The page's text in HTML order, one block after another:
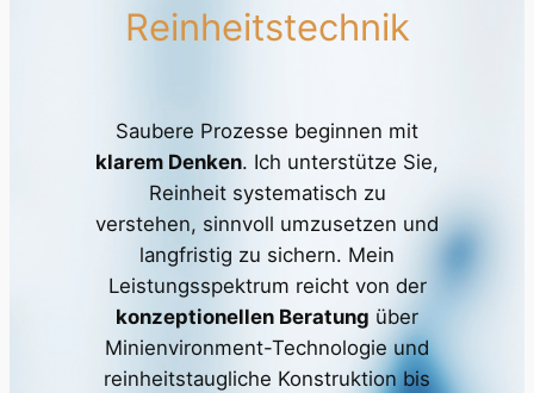
Reinheitstechnik
Saubere Prozesse beginnen mit
klarem Denken. Ich unterstütze Sie,
Reinheit systematisch zu
verstehen, sinnvoll umzusetzen und
langfristig zu sichern. Mein
Leistungsspektrum reicht von der
konzeptionellen Beratung über
Minienvironment-Technologie und
reinheitstaugliche Konstruktion bis